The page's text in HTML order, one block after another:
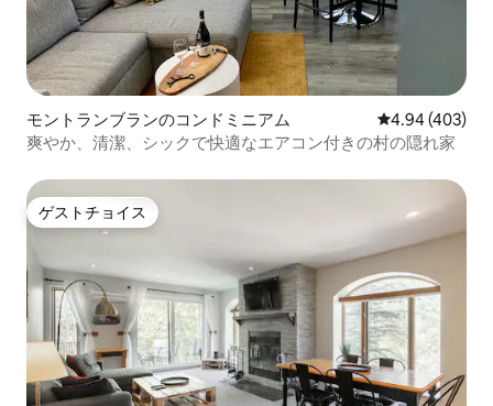
モントランブランのコンドミニアム レビュー403
4.94 (403)
爽やか、清潔、シックで快適なエアコン付きの村の隠れ家
ゲストチョイス
ゲストチョイス